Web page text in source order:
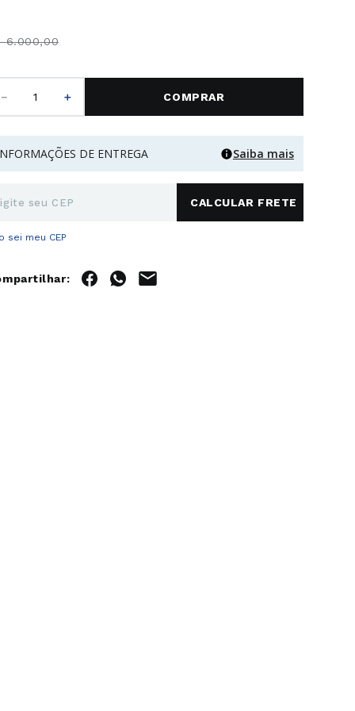
6.000,00
＋ COMPRAR
DE ENTREGA Saiba mais
sei meu CEP